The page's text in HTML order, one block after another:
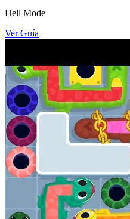
Hell Mode
Ver Guía